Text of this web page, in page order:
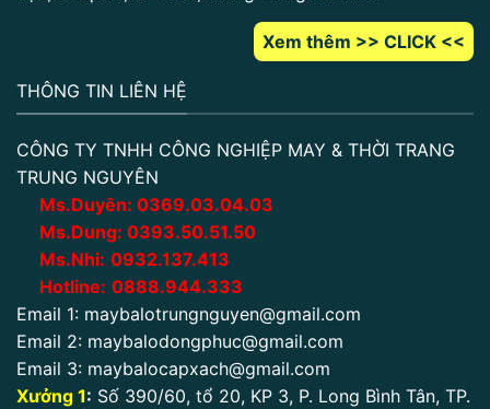
Xem thêm >> CLICK <<
THÔNG TIN LIÊN HỆ
CÔNG TY TNHH CÔNG NGHIỆP MAY & THỜI TRANG
TRUNG NGUYÊN
Ms.Duyên: 0369.03.04.03
Ms.Dung: 0393.50.51.50
Ms.Nhi: 0932.137.413
Hotline: 0888.944.333
Email 1: maybalotrungnguyen@gmail.com
Email 2: maybalodongphuc@gmail.com
Email 3: maybalocapxach@gmail.com
Xưởng 1: Số 390/60, tổ 20, KP 3, P. Long Bình Tân, TP.